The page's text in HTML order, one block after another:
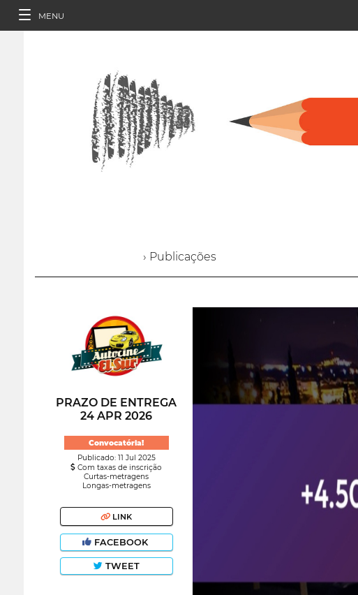
MENU
› Publicações
PRAZO DE ENTREGA
24 APR 2026
Convocatória!
Publicado: 11 Jul 2025
Com taxas de inscrição
Curtas-metragens
Longas-metragens
LINK
FACEBOOK
TWEET